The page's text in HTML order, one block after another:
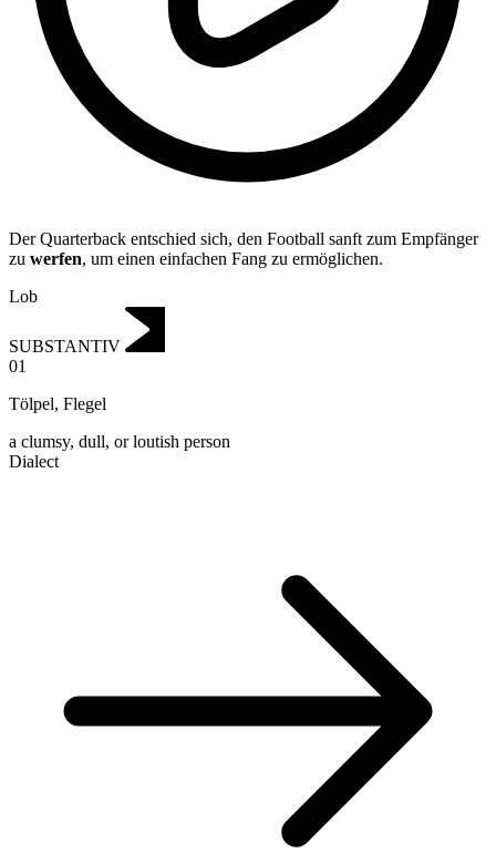
Der Quarterback entschied sich, den Football sanft zum Empfänger
zu werfen, um einen einfachen Fang zu ermöglichen.
Lob
SUBSTANTIV
01
Tölpel, Flegel
a clumsy, dull, or loutish person
Dialect